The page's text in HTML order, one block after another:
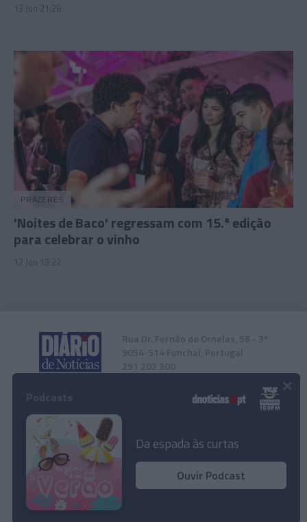
13 Jun 21:28
PRAZERES
'Noites de Baco' regressam com 15.ª edição
para celebrar o vinho
12 Jun 13:22
Rua Dr. Fernão de Ornelas, 56 - 3º
9054-514 Funchal, Portugal
291 202 300
Instale a nossa App
© 2026 Empresa Diário de Notícias, Lda.
Todos os direitos reservados.
Da espada às curtas
Ouvir Podcast
×